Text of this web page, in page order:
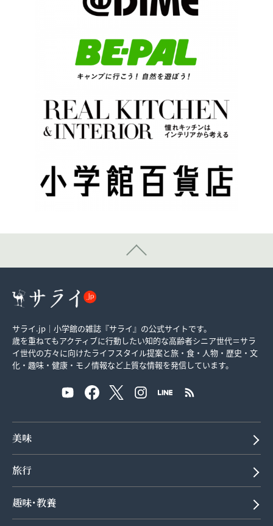
サライ.jp｜小学館の雑誌『サライ』の公式サイトです。
歳を重ねてもアクティブに行動したい知的な高齢者シニア世代＝サラ
イ世代の方々に向けたライフスタイル提案と旅・食・人物・歴史・文
化・趣味・健康・モノ情報など上質な情報を発信しています。
美味
旅行
趣味･教養